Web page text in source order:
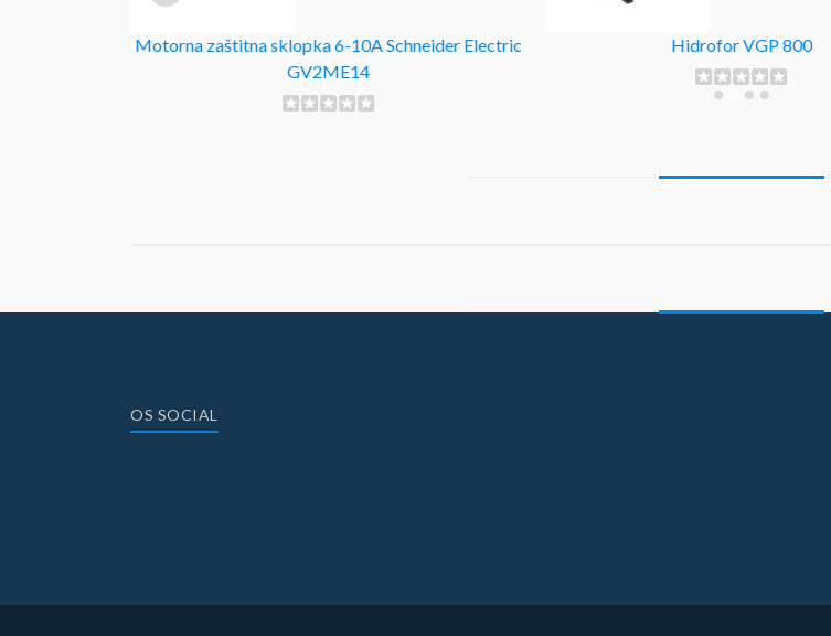
Motorna zaštitna sklopka 6-10A Schneider Electric
GV2ME14
Hidrofor VGP 800
OS SOCIAL